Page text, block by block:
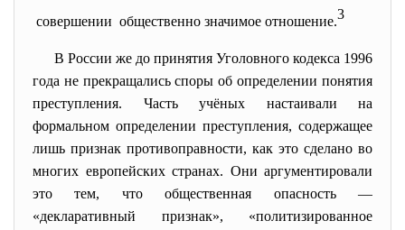
совершении общественно значимое отношение.3
В России же до принятия Уголовного кодекса 1996
года не прекращались споры об определении понятия
преступления. Часть учёных настаивали на
формальном определении преступления, содержащее
лишь признак противоправности, как это сделано во
многих европейских странах. Они аргументировали
это тем, что общественная опасность —
«декларативный признак», «политизированное